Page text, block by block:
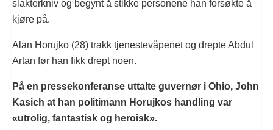
slakterkniv og begynt å stikke personene han forsøkte å
kjøre på.
Alan Horujko (28) trakk tjenestevåpenet og drepte Abdul
Artan før han fikk drept noen.
På en pressekonferanse uttalte guvernør i Ohio, John
Kasich at han politimann Horujkos handling var
«utrolig, fantastisk og heroisk».